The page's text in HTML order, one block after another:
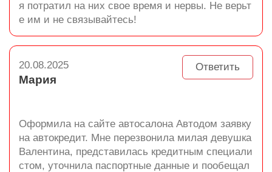
я потратил на них свое время и нервы. Не верьт
е им и не связывайтесь!
Ответить
20.08.2025
Мария
Оформила на сайте автосалона Автодом заявку
на автокредит. Мне перезвонила милая девушка
Валентина, представилась кредитным специали
стом, уточнила паспортные данные и пообещал